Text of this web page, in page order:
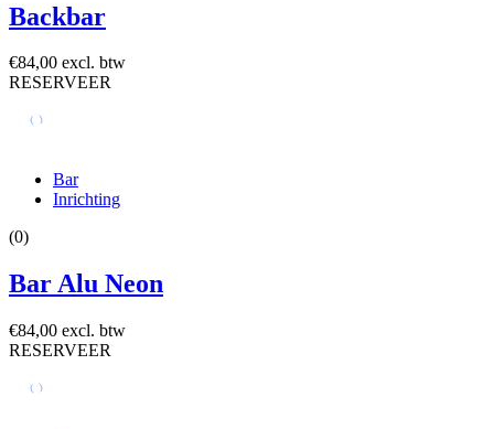
Backbar
€84,00 excl. btw
RESERVEER
Bar
Inrichting
(0)
Bar Alu Neon
€84,00 excl. btw
RESERVEER